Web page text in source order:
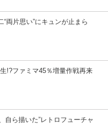
両片思い”にキュンが止まら
!?ファミマ45％増量作戦再来
ら描いた”レトロフューチャ